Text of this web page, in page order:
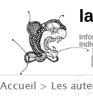
Accueil > Les